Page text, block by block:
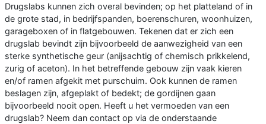
Drugslabs kunnen zich overal bevinden; op het platteland of in
de grote stad, in bedrijfspanden, boerenschuren, woonhuizen,
garageboxen of in flatgebouwen. Tekenen dat er zich een
drugslab bevindt zijn bijvoorbeeld de aanwezigheid van een
sterke synthetische geur (anijsachtig of chemisch prikkelend,
zurig of aceton). In het betreffende gebouw zijn vaak kieren
en/of ramen afgekit met purschuim. Ook kunnen de ramen
beslagen zijn, afgeplakt of bedekt; de gordijnen gaan
bijvoorbeeld nooit open. Heeft u het vermoeden van een
drugslab? Neem dan contact op via de onderstaande